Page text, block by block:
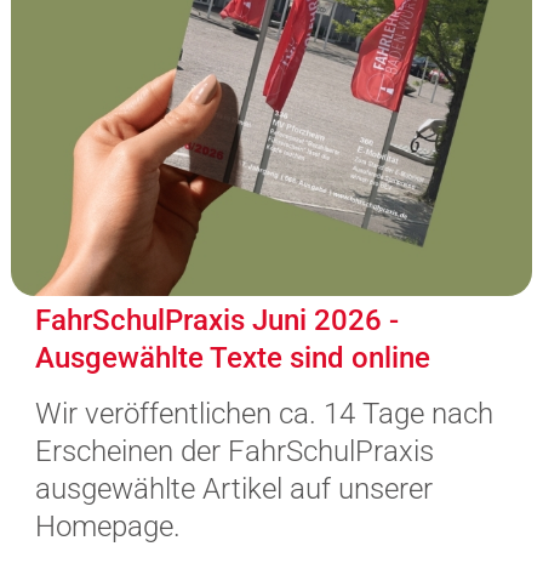
FahrSchulPraxis Juni 2026 -
Ausgewählte Texte sind online
Wir veröffentlichen ca. 14 Tage nach
Erscheinen der FahrSchulPraxis
ausgewählte Artikel auf unserer
Homepage.